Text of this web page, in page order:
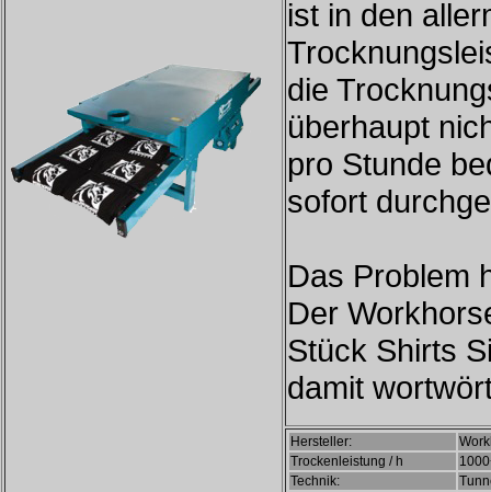
ist in den
die
überhaupt
pro Stunde
sofort
Das Problem
Der
Stück Shirts
damit
Hersteller:
Trockenleistung / h
Technik: